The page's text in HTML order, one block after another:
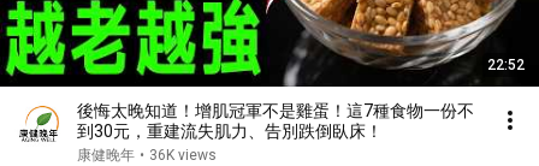
22:52
後悔太晚知道！增肌冠軍不是雞蛋！這7種食物一份不
到30元，重建流失肌力、告別跌倒臥床！
康健晚年 • 36K views